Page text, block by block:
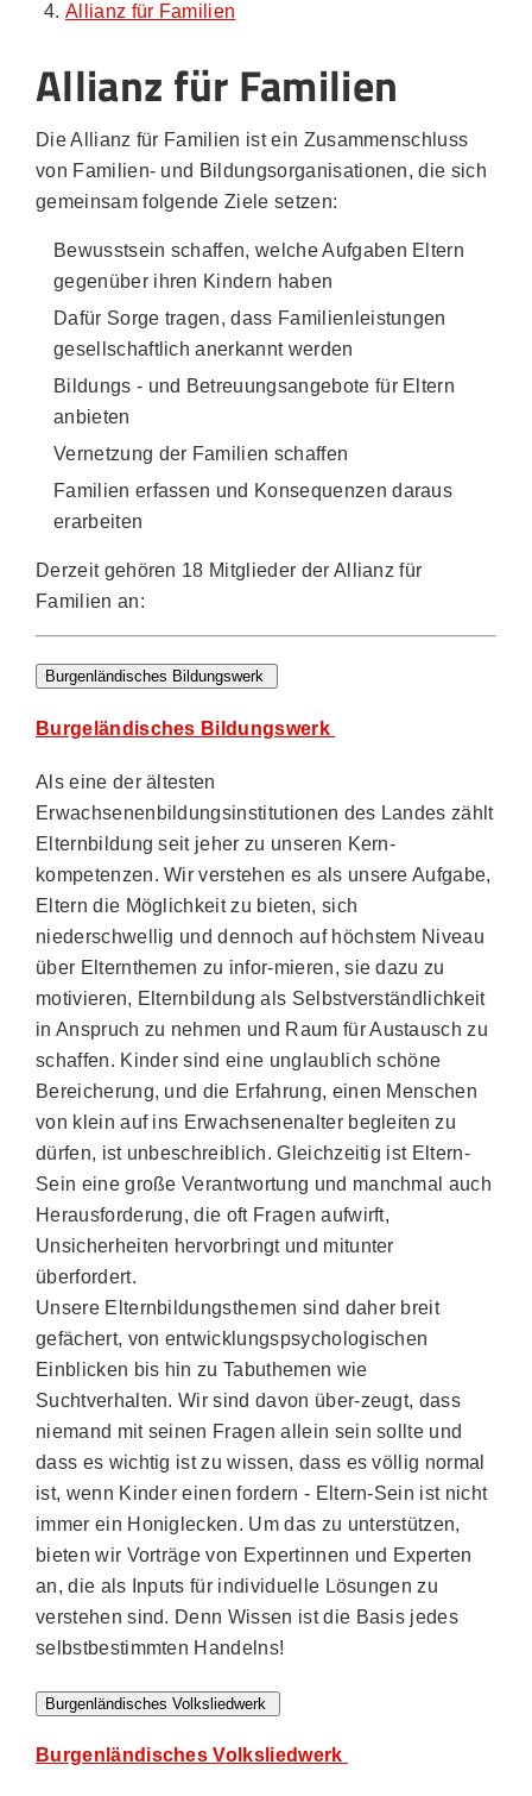
Allianz für Familien
Allianz für Familien
Die Allianz für Familien ist ein Zusammenschluss
von Familien- und Bildungsorganisationen, die sich
gemeinsam folgende Ziele setzen:
Bewusstsein schaffen, welche Aufgaben Eltern
gegenüber ihren Kindern haben
Dafür Sorge tragen, dass Familienleistungen
gesellschaftlich anerkannt werden
Bildungs - und Betreuungsangebote für Eltern
anbieten
Vernetzung der Familien schaffen
Familien erfassen und Konsequenzen daraus
erarbeiten
Derzeit gehören 18 Mitglieder der Allianz für
Familien an:
Burgenländisches Bildungswerk
Burgeländisches Bildungswerk
Als eine der ältesten
Erwachsenenbildungsinstitutionen des Landes zählt
Elternbildung seit jeher zu unseren Kern-
kompetenzen. Wir verstehen es als unsere Aufgabe,
Eltern die Möglichkeit zu bieten, sich
niederschwellig und dennoch auf höchstem Niveau
über Elternthemen zu infor-mieren, sie dazu zu
motivieren, Elternbildung als Selbstverständlichkeit
in Anspruch zu nehmen und Raum für Austausch zu
schaffen. Kinder sind eine unglaublich schöne
Bereicherung, und die Erfahrung, einen Menschen
von klein auf ins Erwachsenenalter begleiten zu
dürfen, ist unbeschreiblich. Gleichzeitig ist Eltern-
Sein eine große Verantwortung und manchmal auch
Herausforderung, die oft Fragen aufwirft,
Unsicherheiten hervorbringt und mitunter
überfordert.
Unsere Elternbildungsthemen sind daher breit
gefächert, von entwicklungspsychologischen
Einblicken bis hin zu Tabuthemen wie
Suchtverhalten. Wir sind davon über-zeugt, dass
niemand mit seinen Fragen allein sein sollte und
dass es wichtig ist zu wissen, dass es völlig normal
ist, wenn Kinder einen fordern - Eltern-Sein ist nicht
immer ein Honiglecken. Um das zu unterstützen,
bieten wir Vorträge von Expertinnen und Experten
an, die als Inputs für individuelle Lösungen zu
verstehen sind. Denn Wissen ist die Basis jedes
selbstbestimmten Handelns!
Burgenländisches Volksliedwerk
Burgenländisches Volksliedwerk